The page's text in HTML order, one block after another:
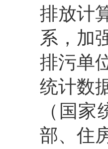
排放计
系，加
排污单
统计数
（国
部、住